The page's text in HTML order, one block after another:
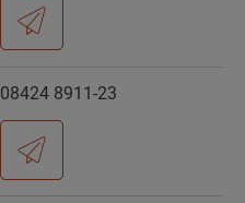
08424 8911-23